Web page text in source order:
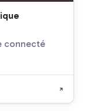
connecté